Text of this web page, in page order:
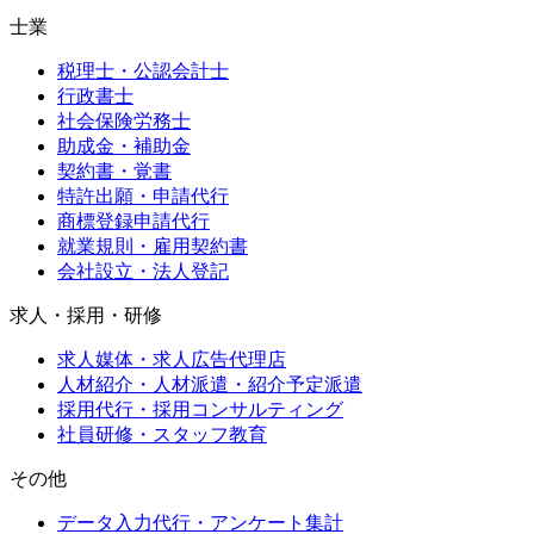
士業
税理士・公認会計士
行政書士
社会保険労務士
助成金・補助金
契約書・覚書
特許出願・申請代行
商標登録申請代行
就業規則・雇用契約書
会社設立・法人登記
求人・採用・研修
求人媒体・求人広告代理店
人材紹介・人材派遣・紹介予定派遣
採用代行・採用コンサルティング
社員研修・スタッフ教育
その他
データ入力代行・アンケート集計